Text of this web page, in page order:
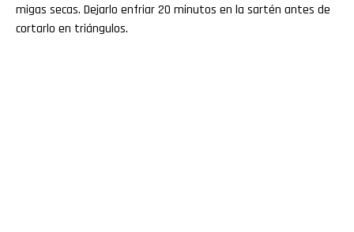
migas secas. Dejarlo enfriar 20 minutos en la sartén antes de
cortarlo en triángulos.